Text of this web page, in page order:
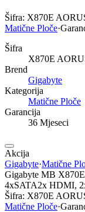
Šifra: X870E
Matične Ploče·
Šifra
X870E
Brend
Gigabyte
Kategorija
Matične Ploče
Garancija
36 Mjeseci
Akcija
Gigabyte·Matične
Gigabyte MB
4xSATA2x HDMI,
Šifra: X870E
Matične Ploče·